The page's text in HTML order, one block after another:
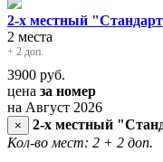
2-х местный
2 места
+ 2 доп.
3900 руб.
цена за номер
на Август 2026
×
2-х местный
Кол-во мест: 2 + 2 доп.